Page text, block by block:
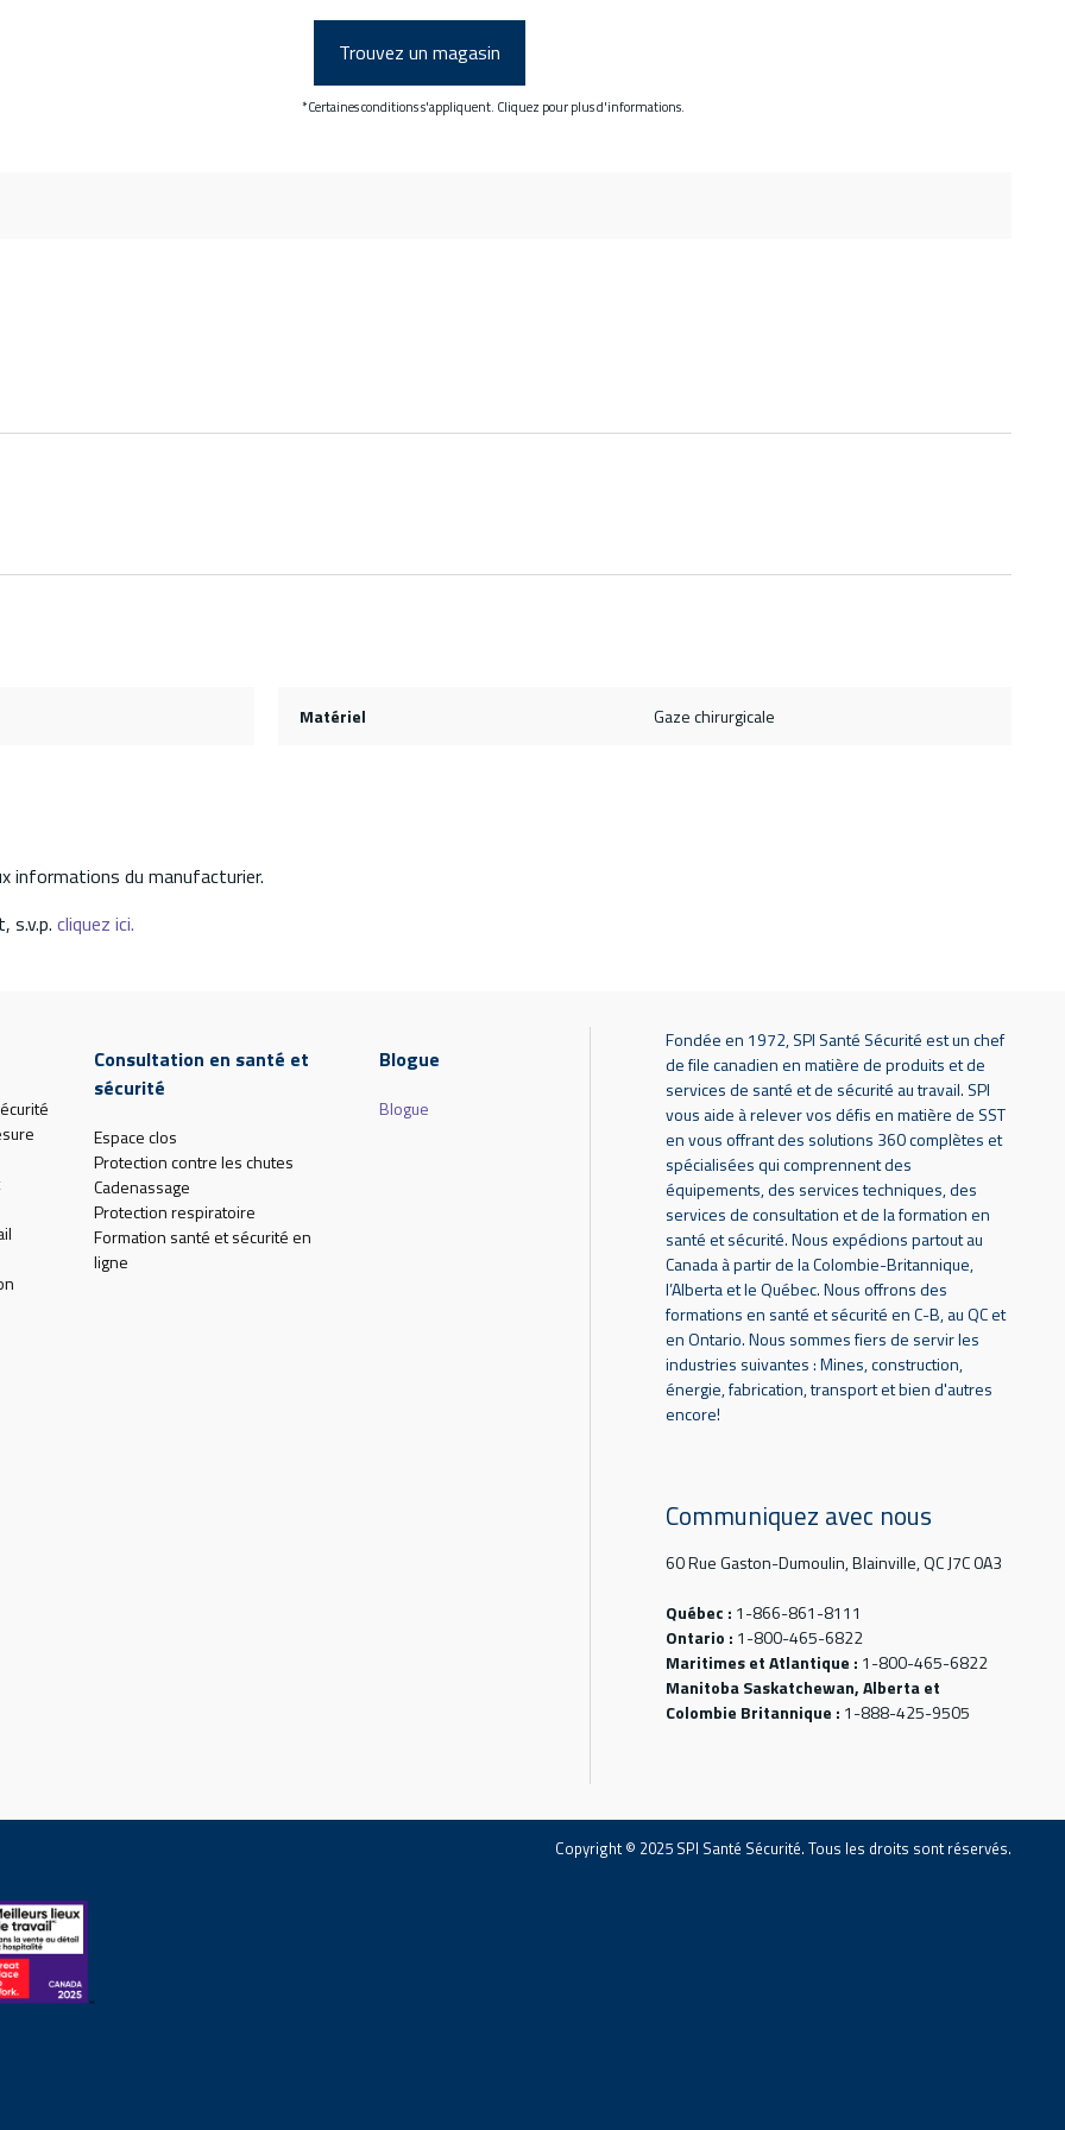
Trouvez un magasin
*Certaines conditions s'appliquent. Cliquez pour plus d'informations.
Matériel Gaze chirurgicale
informations du manufacturier.
s.v.p. cliquez ici.
Consultation en santé et
sécurité
Espace clos
Protection contre les chutes
Cadenassage
Protection respiratoire
Formation santé et sécurité en
ligne
Blogue
Blogue
Fondée en 1972, SPI Santé Sécurité est un chef
de file canadien en matière de produits et de
services de santé et de sécurité au travail. SPI
vous aide à relever vos défis en matière de SST
en vous offrant des solutions 360 complètes et
spécialisées qui comprennent des
équipements, des services techniques, des
services de consultation et de la formation en
santé et sécurité. Nous expédions partout au
Canada à partir de la Colombie-Britannique,
l’Alberta et le Québec. Nous offrons des
formations en santé et sécurité en C-B, au QC et
en Ontario. Nous sommes fiers de servir les
industries suivantes : Mines, construction,
énergie, fabrication, transport et bien d'autres
encore!
Communiquez avec nous
60 Rue Gaston-Dumoulin, Blainville, QC J7C 0A3
Québec : 1-866-861-8111
Ontario : 1-800-465-6822
Maritimes et Atlantique : 1-800-465-6822
Manitoba Saskatchewan, Alberta et
Colombie Britannique : 1-888-425-9505
Copyright © 2025 SPI Santé Sécurité. Tous les droits sont réservés.